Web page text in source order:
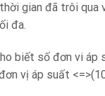
gian đã trôi
đa.
biết số đơn vi
vị áp suất